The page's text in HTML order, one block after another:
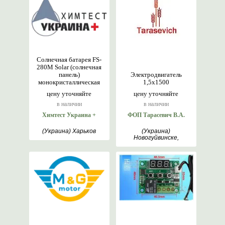
цену уточняйте
в наличии
Солнечная батарея FS-
280M Solar (солнечная
панель)
монокристаллическая
Химтест Украина +
(Украина) Харьков
цену уточняйте
в наличии
Электродвигатель
1,5х1500
ФОП Тарасевич В.А.
(Украина)
Новогуйвинске,